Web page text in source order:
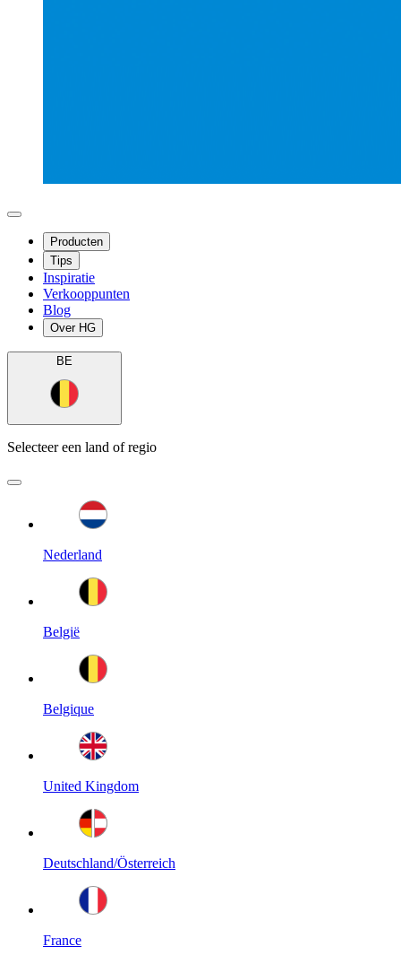
Producten
Tips
Inspiratie
Verkooppunten
Blog
Over HG
BE
Selecteer een land of regio
Nederland
België
Belgique
United Kingdom
Deutschland/Österreich
France